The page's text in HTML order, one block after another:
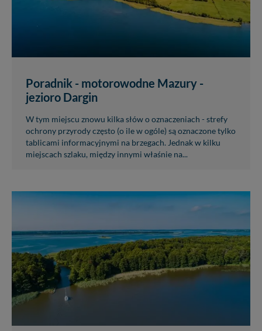
Poradnik - motorowodne Mazury -
jezioro Dargin
W tym miejscu znowu kilka słów o oznaczeniach - strefy
ochrony przyrody często (o ile w ogóle) są oznaczone tylko
tablicami informacyjnymi na brzegach. Jednak w kilku
miejscach szlaku, między innymi właśnie na...